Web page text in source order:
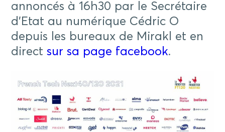
annoncés à 16h30 par le Secrétaire
d’Etat au numérique Cédric O
depuis les bureaux de Mirakl et en
directsur sa page facebook.